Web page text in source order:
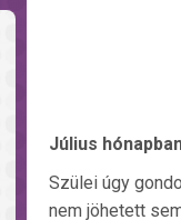
Július
Szülei úgy
nem jöhetett